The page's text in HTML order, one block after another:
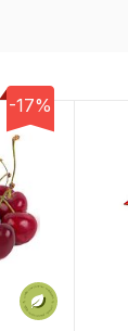
-17%